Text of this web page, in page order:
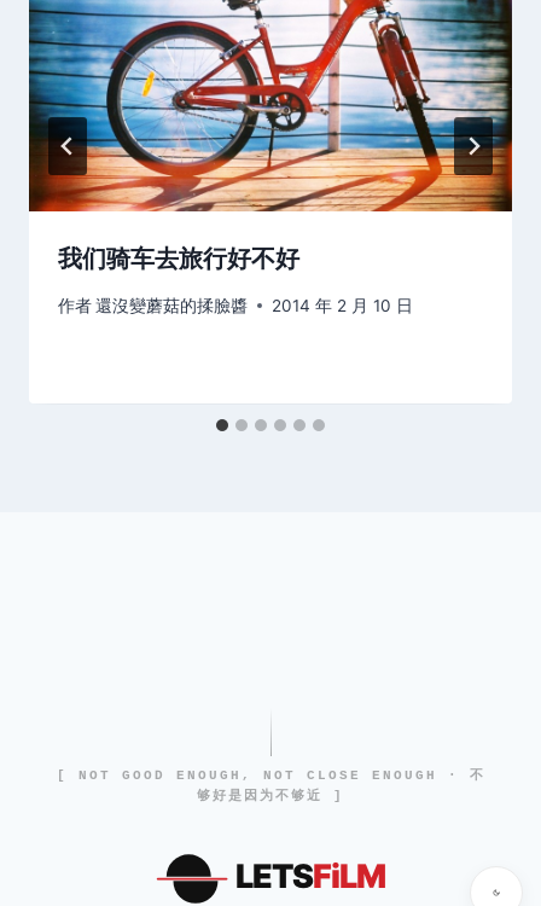
我们骑车去旅行好不好
作者還沒變蘑菇的揉臉醬 2014 年 2 月 10 日
[ NOT GOOD ENOUGH, NOT CLOSE ENOUGH · 不
够好是因为不够近 ]
LETSFiLM